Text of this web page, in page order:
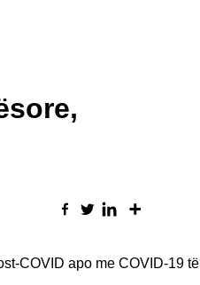
COVID apo me COVID-19 të